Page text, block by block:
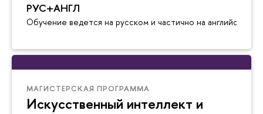
РУС+АНГЛ
Обучение ведется на русском и частично на английском
МАГИСТЕРСКАЯ ПРОГРАММА
Искусственный интеллект и